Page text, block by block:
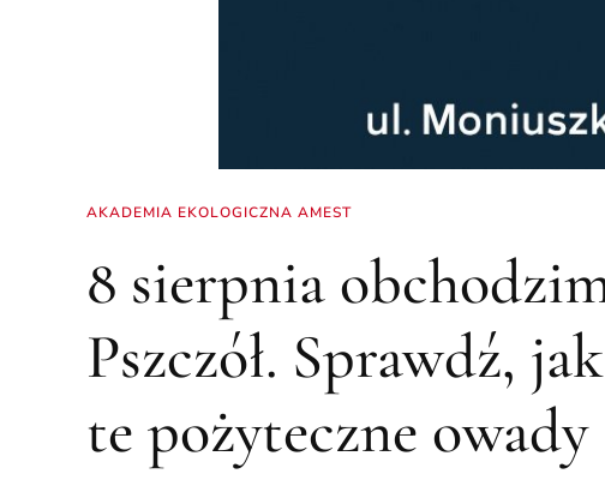
AKADEMIA EKOLOGICZNA AMEST
8 sierpnia
Pszczół. Sprawdź,
te pożyteczne owady